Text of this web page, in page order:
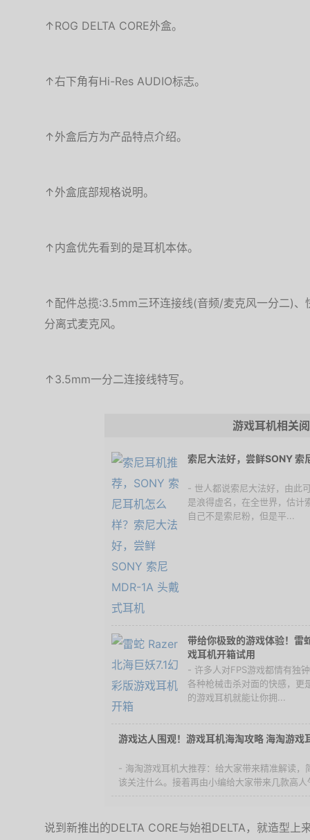
↑ROG DELTA CORE外盒。
↑右下角有Hi-Res AUDIO标志。
↑外盒后方为产品特点介绍。
↑外盒底部规格说明。
↑内盒优先看到的是耳机本体。
↑配件总揽:3.5mm三环连接线(音频/麦克风一分二)、
分离式麦克风。
↑3.5mm一分二连接线特写。
游戏耳机相关
索尼大法好，尝鲜SONY 索
- 世人都说索尼大法好，由此
是浪得虚名，在全世界，估计
自己不是索尼粉，但是平...
带给你极致的游戏体验！雷
戏耳机开箱试用
- 许多人对FPS游戏都情有独
各种枪械击杀对面的快感，更
的游戏耳机就能让你拥...
游戏达人围观！游戏耳机海淘攻略 海淘游戏
- 海淘游戏耳机大推荐：给大家带来精准解读，
该关注什么。接着再由小编给大家带来几款高
说到新推出的DELTA CORE与始祖DELTA，就造型上